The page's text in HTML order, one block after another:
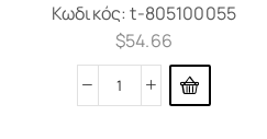
Κωδικός:t-805100055
$54.66